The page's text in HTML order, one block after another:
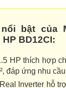
bật của
BD12CI:
HP thích hợp
đáp ứng nhu
Inverter hỗ